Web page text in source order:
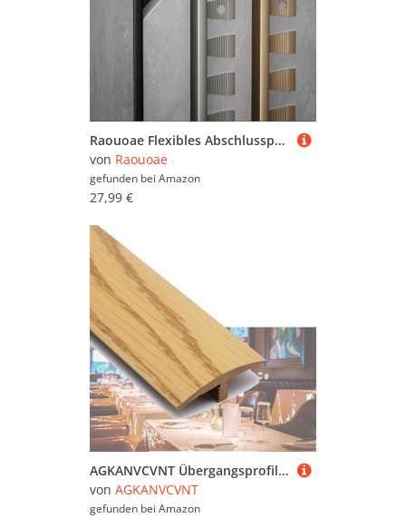
Raouoae Flexibles Abschlussprofil Abschlussprofil C-Form Profil Aluminium Eloxiert 135cm 2 Stück Einfassprofil Verleihen Sie Ihren Räumen Einen Modernen Touch(Schwarz,Hoch: 18.5mm)
von Raouoae
gefunden bei Amazon
27,99 €
AGKANVCVNT Übergangsprofil Selbstklebend, T-Profil Übergangsleiste, PVC Übergangsstreifen, Zierleisten Für Schwellen Fliesen Holzböden Teppich, 90cm(Oak,6 Pcs)
von AGKANVCVNT
gefunden bei Amazon